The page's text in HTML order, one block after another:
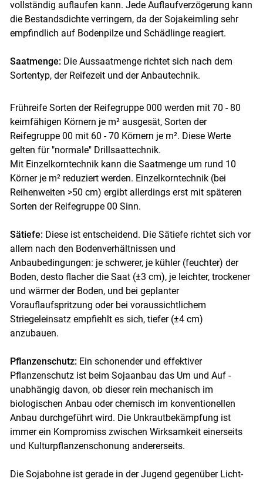
vollständig auflaufen kann. Jede Auflaufverzögerung kann
die Bestandsdichte verringern, da der Sojakeimling sehr
empfindlich auf Bodenpilze und Schädlinge reagiert.
Saatmenge: Die Aussaatmenge richtet sich nach dem
Sortentyp, der Reifezeit und der Anbautechnik.
Frühreife Sorten der Reifegruppe 000 werden mit 70 - 80
keimfähigen Körnern je m² ausgesät, Sorten der
Reifegruppe 00 mit 60 - 70 Körnern je m². Diese Werte
gelten für "normale" Drillsaattechnik.
Mit Einzelkorntechnik kann die Saatmenge um rund 10
Körner je m² reduziert werden. Einzelkorntechnik (bei
Reihenweiten >50 cm) ergibt allerdings erst mit späteren
Sorten der Reifegruppe 00 Sinn.
Sätiefe: Diese ist entscheidend. Die Sätiefe richtet sich vor
allem nach den Bodenverhältnissen und
Anbaubedingungen: je schwerer, je kühler (feuchter) der
Boden, desto flacher die Saat (±3 cm), je leichter, trockener
und wärmer der Boden, und bei geplanter
Vorauflaufspritzung oder bei voraussichtlichem
Striegeleinsatz empfiehlt es sich, tiefer (±4 cm)
anzubauen.
Pflanzenschutz:Ein schonender und effektiver
Pflanzenschutz ist beim Sojaanbau das Um und Auf -
unabhängig davon, ob dieser rein mechanisch im
biologischen Anbau oder chemisch im konventionellen
Anbau durchgeführt wird. Die Unkrautbekämpfung ist
immer ein Kompromiss zwischen Wirksamkeit einerseits
und Kulturpflanzenschonung andererseits.
Die Sojabohne ist gerade in der Jugend gegenüber Licht-